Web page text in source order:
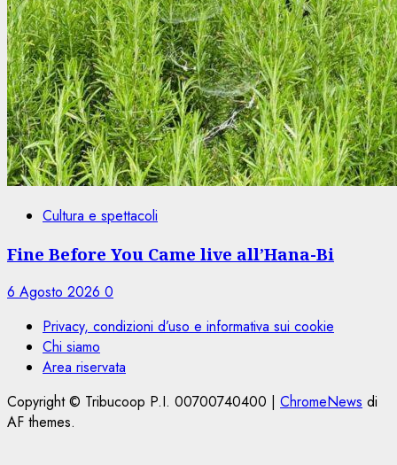
Cultura e spettacoli
Fine Before You Came live all’Hana-Bi
6 Agosto 2026 0
Privacy, condizioni d’uso e informativa sui cookie
Chi siamo
Area riservata
Copyright © Tribucoop P.I. 00700740400 | ChromeNews di
AF themes.